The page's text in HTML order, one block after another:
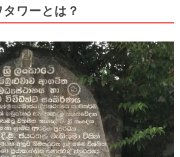
ワーとは？